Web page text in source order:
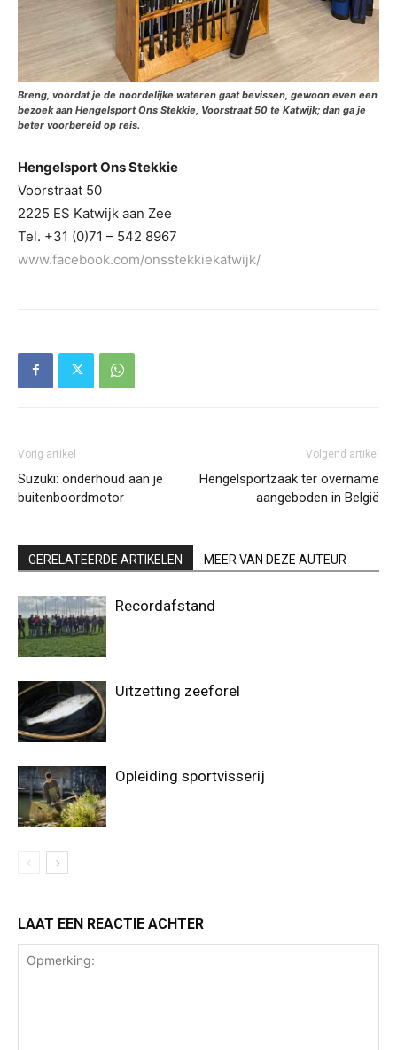
Breng, voordat je de noordelijke wateren gaat bevissen, gewoon even een
bezoek aan Hengelsport Ons Stekkie, Voorstraat 50 te Katwijk; dan ga je
beter voorbereid op reis.
Hengelsport Ons Stekkie
Voorstraat 50
2225 ES Katwijk aan Zee
Tel. +31 (0)71 – 542 8967
www.facebook.com/onsstekkiekatwijk/
Vorig artikel
Suzuki: onderhoud aan je
buitenboordmotor
Volgend artikel
Hengelsportzaak ter overname
aangeboden in België
GERELATEERDE ARTIKELEN MEER VAN DEZE AUTEUR
Recordafstand
Uitzetting zeeforel
Opleiding sportvisserij
LAAT EEN REACTIE ACHTER